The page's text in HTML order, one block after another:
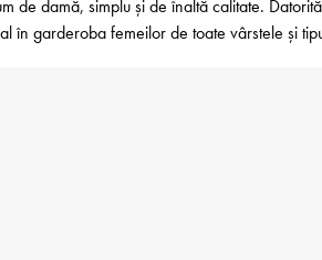
de damă, simplu și de înaltă calitate.
în garderoba femeilor de toate vârstele și